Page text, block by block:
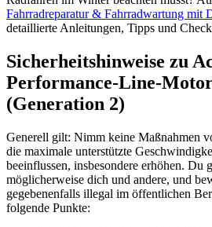
Fahrradreparatur & Fahrradwartung mit
detaillierte Anleitungen, Tipps und
Sicherheitshinweise zu
Performance-Line-
(Generation 2)
Generell gilt: Nimm keine Maßnahmen
die maximale unterstützte
beeinflussen, insbesondere erhöhen. Du
möglicherweise dich und andere, und
gegebenenfalls illegal im öffentlichen
folgende Punkte: